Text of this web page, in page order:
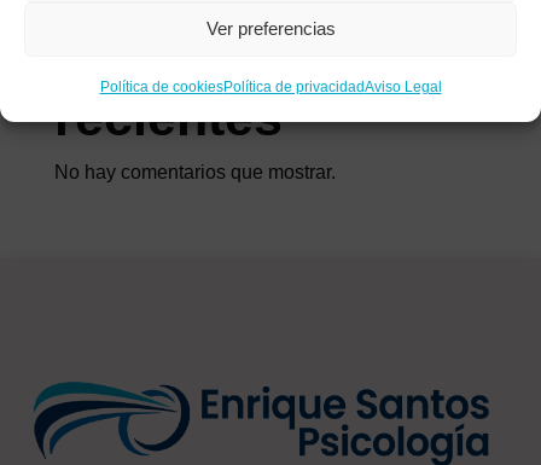
Ver preferencias
Política de cookiesPolítica de privacidadAviso Legal
Comentarios
recientes
No hay comentarios que mostrar.